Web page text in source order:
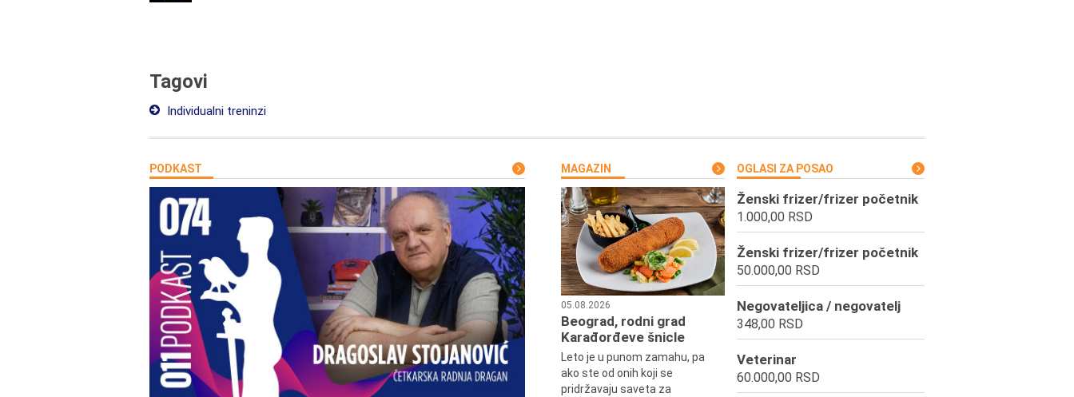
Tagovi
Individualni treninzi
PODKAST MAGAZIN
05.08.2026
Beograd, rodni grad
Karađorđeve šnicle
Leto je u punom zamahu, pa
ako ste od onih koji se
pridržavaju saveta za
OGLASI ZA POSAO
Ženski frizer/frizer početnik
1.000,00 RSD
Ženski frizer/frizer početnik
50.000,00 RSD
Negovateljica / negovatelj
348,00 RSD
Veterinar
60.000,00 RSD